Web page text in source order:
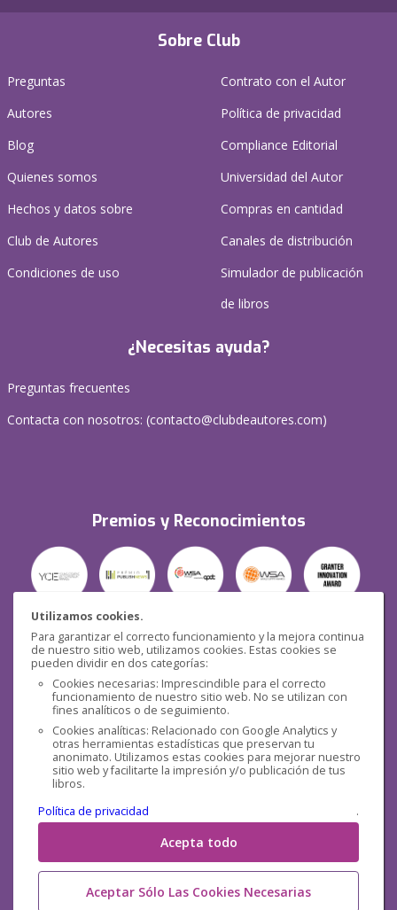
Utilizamos cookies.
Para garantizar el correcto funcionamiento y la mejora continua
de nuestro sitio web, utilizamos cookies. Estas cookies se
pueden dividir en dos categorías:
Cookies necesarias: Imprescindible para el correcto
funcionamiento de nuestro sitio web. No se utilizan con
fines analíticos o de seguimiento.
Cookies analíticas: Relacionado con Google Analytics y
otras herramientas estadísticas que preservan tu
anonimato. Utilizamos estas cookies para mejorar nuestro
sitio web y facilitarte la impresión y/o publicación de tus
libros.
Política de privacidad
.
Acepta todo
Aceptar Sólo Las Cookies Necesarias
Sobre Club
Preguntas
Autores
Blog
Quienes somos
Hechos y datos sobre
Club de Autores
Condiciones de uso
Contrato con el Autor
Política de privacidad
Compliance Editorial
Universidad del Autor
Compras en cantidad
Canales de distribución
Simulador de publicación
de libros
¿Necesitas ayuda?
Preguntas frecuentes
Contacta con nosotros: (contacto@clubdeautores.com)
Premios y Reconocimientos
Seguridad
Redes sociales